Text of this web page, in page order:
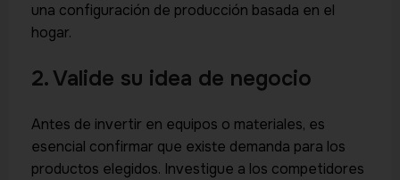
una configuración de producción basada en el
hogar.
2. Valide su idea de negocio
Antes de invertir en equipos o materiales, es
esencial confirmar que existe demanda para los
productos elegidos. Investigue a los competidores